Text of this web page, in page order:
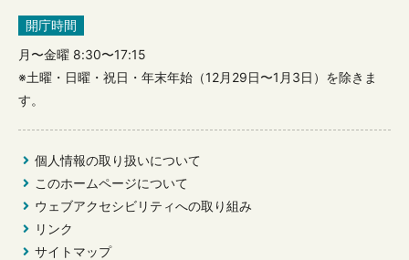
開庁時間
月〜金曜 8:30〜17:15
※土曜・日曜・祝日・年末年始（12月29日〜1月3日）を除きま
す。
個人情報の取り扱いについて
このホームページについて
ウェブアクセシビリティへの取り組み
リンク
サイトマップ